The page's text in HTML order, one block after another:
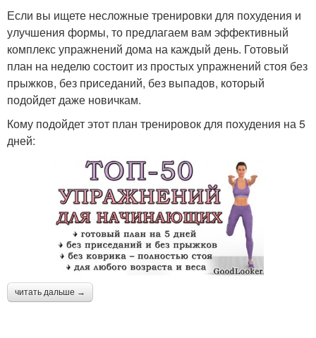
Если вы ищете несложные тренировки для похудения и
улучшения формы, то предлагаем вам эффективный
комплекс упражнений дома на каждый день. Готовый
план на неделю состоит из простых упражнений стоя без
прыжков, без приседаний, без выпадов, который
подойдет даже новичкам.
Кому подойдет этот план тренировок для похудения на 5
дней:
читать дальше →